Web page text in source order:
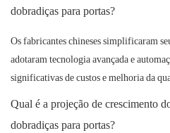
dobradiças para portas?
Os fabricantes chineses simplificaram
adotaram tecnologia avançada e
significativas de custos e melhoria da
Qual é a projeção de crescimento
dobradiças para portas?